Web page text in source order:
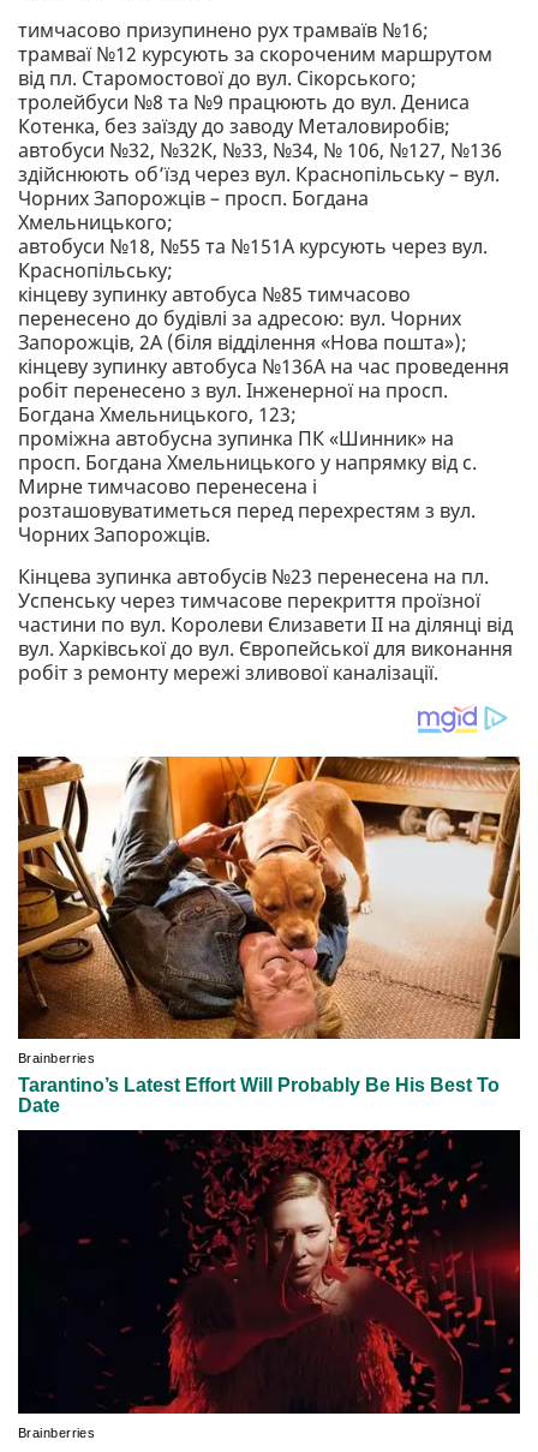
тимчасово призупинено рух трамваїв №16;
трамваї №12 курсують за скороченим маршрутом
від пл. Старомостової до вул. Сікорського;
тролейбуси №8 та №9 працюють до вул. Дениса
Котенка, без заїзду до заводу Металовиробів;
автобуси №32, №32К, №33, №34, № 106, №127, №136
здійснюють об’їзд через вул. Краснопільську – вул.
Чорних Запорожців – просп. Богдана
Хмельницького;
автобуси №18, №55 та №151А курсують через вул.
Краснопільську;
кінцеву зупинку автобуса №85 тимчасово
перенесено до будівлі за адресою: вул. Чорних
Запорожців, 2А (біля відділення «Нова пошта»);
кінцеву зупинку автобуса №136А на час проведення
робіт перенесено з вул. Інженерної на просп.
Богдана Хмельницького, 123;
проміжна автобусна зупинка ПК «Шинник» на
просп. Богдана Хмельницького у напрямку від с.
Мирне тимчасово перенесена і
розташовуватиметься перед перехрестям з вул.
Чорних Запорожців.
Кінцева зупинка автобусів №23 перенесена на пл.
Успенську через тимчасове перекриття проїзної
частини по вул. Королеви Єлизавети II на ділянці від
вул. Харківської до вул. Європейської для виконання
робіт з ремонту мережі зливової каналізації.